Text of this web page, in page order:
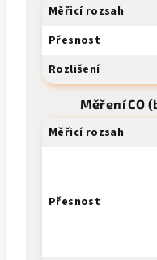
Měřicí rozsah
Přesnost
Rozlišení
Měření CO
Měřicí rozsah
Přesnost